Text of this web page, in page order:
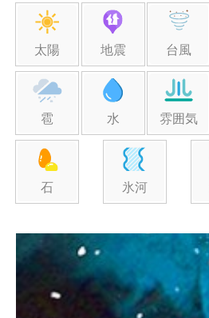
太陽 地震 台風
雹 水 雰囲気
石 氷河